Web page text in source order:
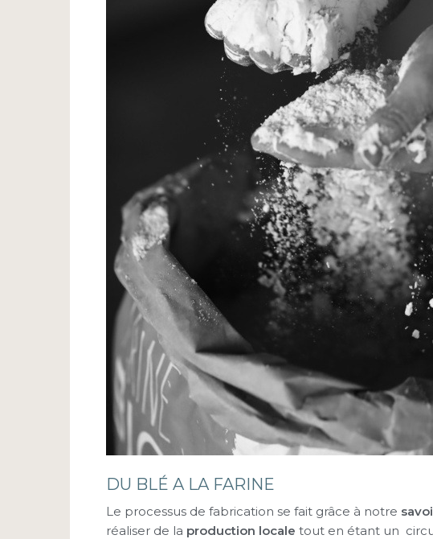
DU BLÉ A LA FARINE
Le processus de fabrication se fait grâce à notre
réaliser de la production locale tout en étant un